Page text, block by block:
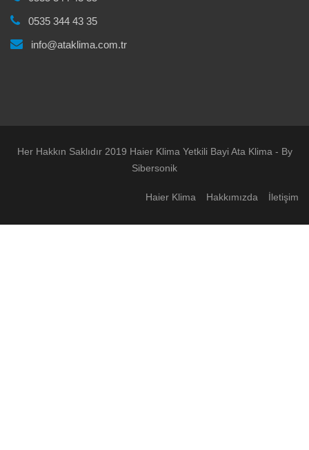
0535 344 43 35
info@ataklima.com.tr
Her Hakkın Saklıdır 2019 Haier Klima Yetkili Bayi Ata Klima - By
Sibersonik
Haier Klima Hakkımızda İletişim